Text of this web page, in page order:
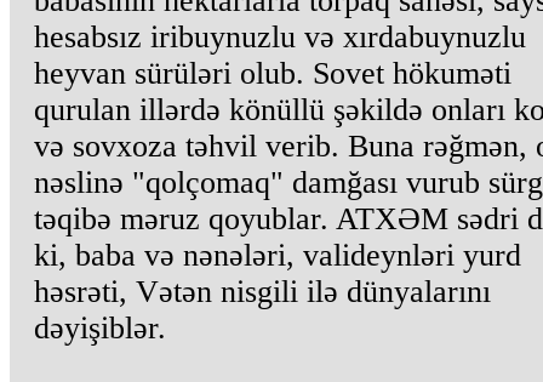
hesabsız iribuynuzlu və xırdabuynuzlu
heyvan sürüləri olub. Sovet hökuməti
qurulan illərdə könüllü şəkildə onları
və sovxoza təhvil verib. Buna rəğmən,
nəslinə "qolçomaq" damğası vurub
təqibə məruz qoyublar. ATXƏM sədri
ki, baba və nənələri, valideynləri yurd
həsrəti, Vətən nisgili ilə dünyalarını
dəyişiblər.